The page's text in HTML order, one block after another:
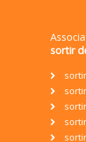
sortir